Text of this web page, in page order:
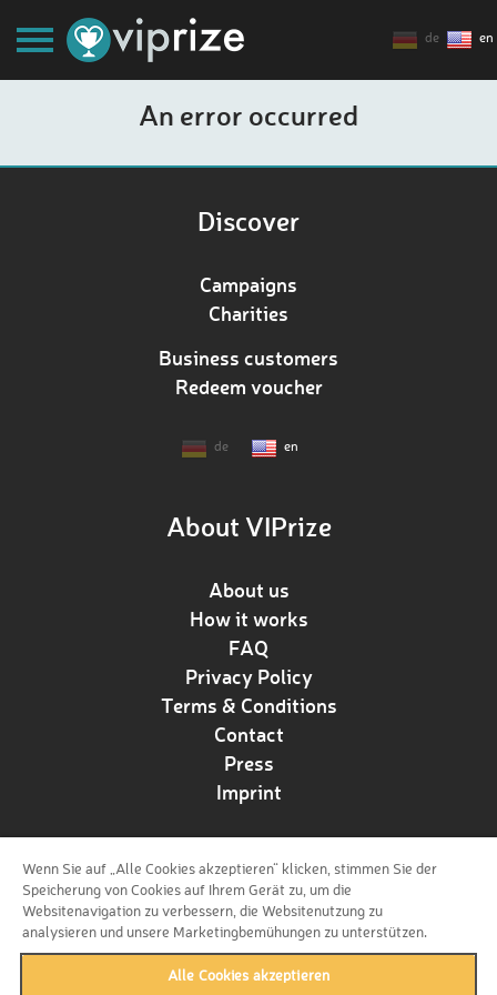
de en
An error occurred
Discover
Campaigns
Charities
Business customers
Redeem voucher
de en
About VIPrize
About us
How it works
FAQ
Privacy Policy
Terms & Conditions
Contact
Press
Imprint
Follow us!
Wenn Sie auf „Alle Cookies akzeptieren“ klicken, stimmen Sie der
Speicherung von Cookies auf Ihrem Gerät zu, um die
Websitenavigation zu verbessern, die Websitenutzung zu
analysieren und unsere Marketingbemühungen zu unterstützen.
Alle Cookies akzeptieren